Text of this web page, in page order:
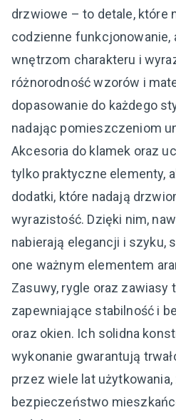
drzwiowe – to detale, które
codzienne funkcjonowanie,
wnętrzom charakteru i
różnorodność wzorów i
dopasowanie do każdego
nadając pomieszczeniom
Akcesoria do klamek oraz
tylko praktyczne elementy,
dodatki, które nadają
wyrazistość. Dzięki nim,
nabierają elegancji i szyku,
one ważnym elementem
Zasuwy, rygle oraz
zapewniające stabilność i
oraz okien. Ich solidna
wykonanie gwarantują
przez wiele lat
bezpieczeństwo